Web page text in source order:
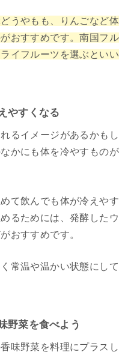
うやもも、りんごなど体
おすすめです。南国フル
イフルーツを選ぶといい
やすくなる
るイメージがあるかもし
かにも体を冷やすものが
て飲んでも体が冷えやす
るためには、発酵したウ
おすすめです。
常温や温かい状態にして
野菜を食べよう
味野菜を料理にプラスし